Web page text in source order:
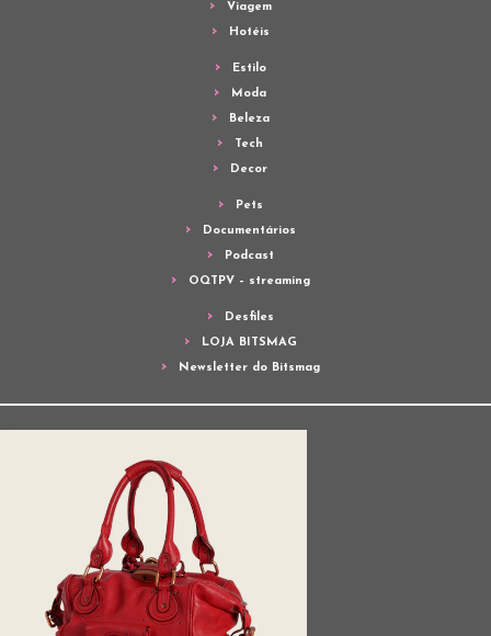
Viagem
Hotéis
Estilo
Moda
Beleza
Tech
Decor
Pets
Documentários
Podcast
OQTPV – streaming
Desfiles
LOJA BITSMAG
Newsletter do Bitsmag